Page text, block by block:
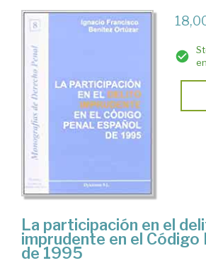
La participación en el
imprudente en el Código
de 1995